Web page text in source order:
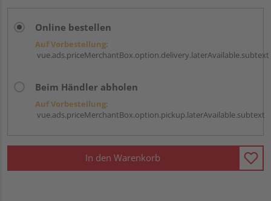
Online bestellen
Auf Vorbestellung:
vue.ads.priceMerchantBox.option.delivery.laterAvailable.subtext
Beim Händler abholen
Auf Vorbestellung:
vue.ads.priceMerchantBox.option.pickup.laterAvailable.subtext
In den Warenkorb